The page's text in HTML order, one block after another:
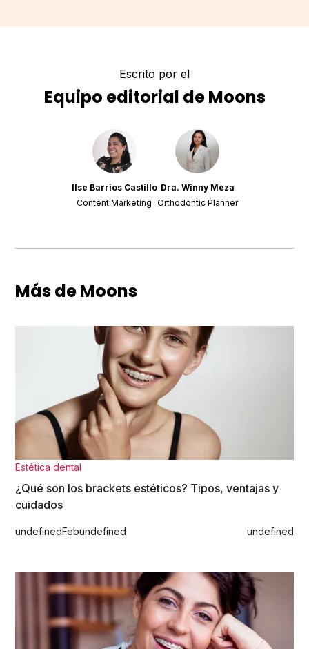
Escrito por el
Equipo editorial de Moons
Ilse Barrios Castillo
Content Marketing
Dra. Winny Meza
Orthodontic Planner
Más de Moons
Estética dental
¿Qué son los brackets estéticos? Tipos, ventajas y
cuidados
undefinedFebundefined undefined